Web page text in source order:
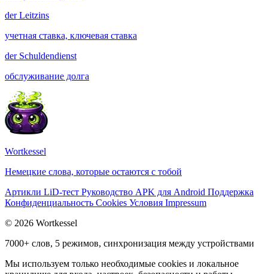
derLeitzins
учетная ставка, ключевая ставка
derSchuldendienst
обслуживание долга
Wortkessel
Немецкие слова, которые остаются с тобой
Артикли LiD-тест Руководство APK для Android Поддержка
Конфиденциальность Cookies Условия Impressum
© 2026 Wortkessel
7000+ слов, 5 режимов, синхронизация между устройствами
Мы используем только необходимые cookies и локальное